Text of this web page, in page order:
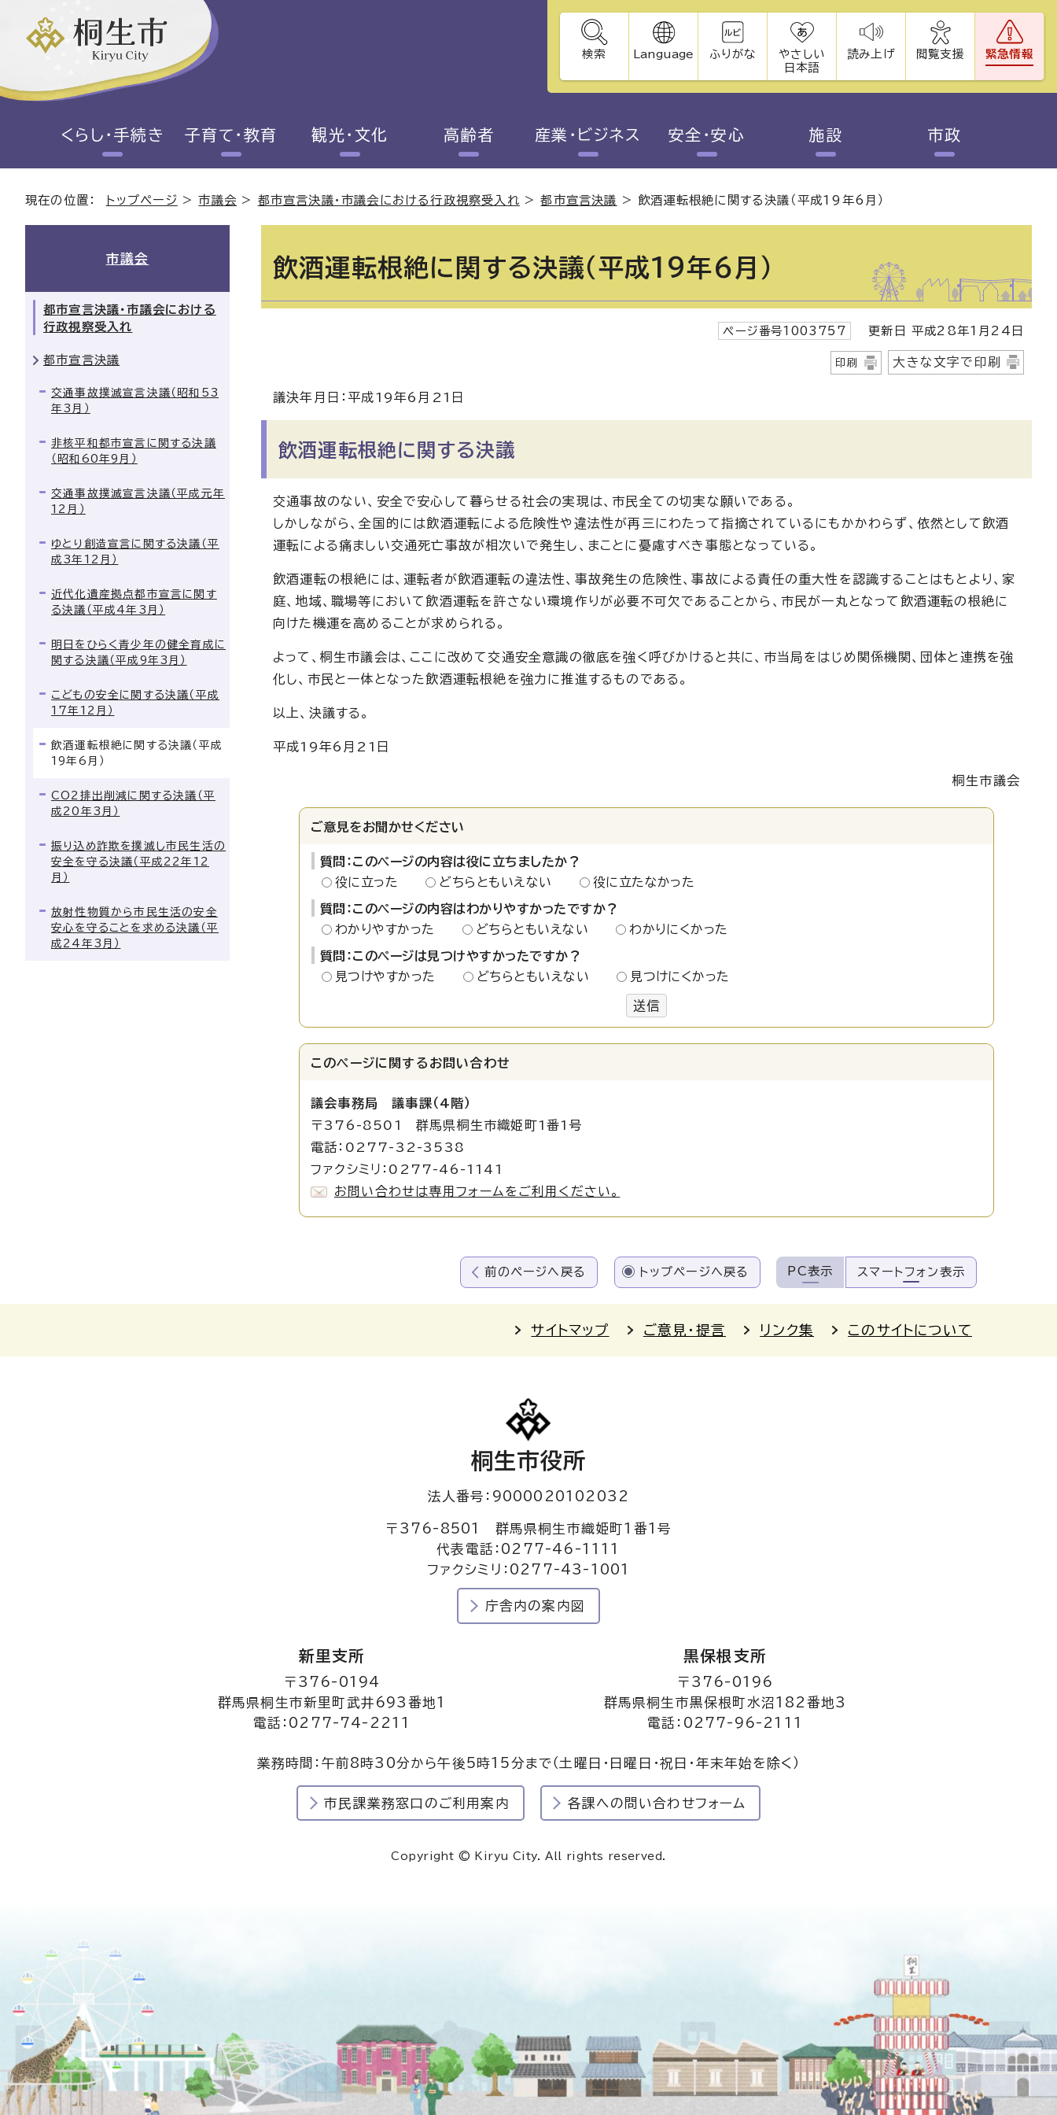
検索 Language ふりがな
やさしい
日本語
読み上げ 閲覧支援 緊急情報
くらし・手続き 子育て・教育 観光・文化 高齢者 産業・ビジネス 安全・安心 施設 市政
現在の位置： トップページ >市議会 > 都市宣言決議・市議会における行政視察受入れ >都市宣言決議 > 飲酒運転根絶に関する決議（平成19年6月）
飲酒運転根絶に関する決議（平成19年6月）
ページ番号1003757 更新日 平成28年1月24日
印刷 大きな文字で印刷
議決年月日：平成19年6月21日
飲酒運転根絶に関する決議
交通事故のない、安全で安心して暮らせる社会の実現は、市民全ての切実な願いである。
しかしながら、全国的には飲酒運転による危険性や違法性が再三にわたって指摘されているにもかかわらず、依然として飲酒
運転による痛ましい交通死亡事故が相次いで発生し、まことに憂慮すべき事態となっている。
飲酒運転の根絶には、運転者が飲酒運転の違法性、事故発生の危険性、事故による責任の重大性を認識することはもとより、家
庭、地域、職場等において飲酒運転を許さない環境作りが必要不可欠であることから、市民が一丸となって飲酒運転の根絶に
向けた機運を高めることが求められる。
よって、桐生市議会は、ここに改めて交通安全意識の徹底を強く呼びかけると共に、市当局をはじめ関係機関、団体と連携を強
化し、市民と一体となった飲酒運転根絶を強力に推進するものである。
以上、決議する。
平成19年6月21日
桐生市議会
ご意見をお聞かせください
質問：このページの内容は役に立ちましたか？
役に立った
どちらともいえない 役に立たなかった
質問：このページの内容はわかりやすかったですか？
わかりやすかった
どちらともいえない わかりにくかった
質問：このページは見つけやすかったですか？
見つけやすかった
どちらともいえない 見つけにくかった
送信
このページに関する お問い合わせ
議会事務局 議事課（4階）
〒376-8501 群馬県桐生市織姫町1番1号
電話：0277-32-3538
ファクシミリ：0277-46-1141
お問い合わせは専用フォームをご利用ください。
市議会
都市宣言決議・市議会における
行政視察受入れ
都市宣言決議
交通事故撲滅宣言決議（昭和53
年3月）
非核平和都市宣言に関する決議
（昭和60年9月）
交通事故撲滅宣言決議（平成元年
12月）
ゆとり創造宣言に関する決議（平
成3年12月）
近代化遺産拠点都市宣言に関す
る決議（平成4年3月）
明日をひらく青少年の健全育成に
関する決議（平成9年3月）
こどもの安全に関する決議（平成
17年12月）
飲酒運転根絶に関する決議（平成
19年6月）
CO2排出削減に関する決議（平
成20年3月）
振り込め詐欺を撲滅し市民生活の
安全を守る決議（平成22年12
月）
放射性物質から市民生活の安全
安心を守ることを求める決議（平
成24年3月）
前のページへ戻る トップページへ戻る PC表示 スマートフォン表示
サイトマップ ご意見・提言 リンク集 このサイトについて
桐生市役所
法人番号：9000020102032
〒376-8501 群馬県桐生市織姫町1番1号
代表電話：0277-46-1111
ファクシミリ：0277-43-1001
庁舎内の案内図
新里支所
〒376-0194
群馬県桐生市新里町武井693番地1
電話：0277-74-2211
黒保根支所
〒376-0196
群馬県桐生市黒保根町水沼182番地3
電話：0277-96-2111
業務時間：午前8時30分から午後5時15分まで（土曜日・日曜日・祝日・年末年始を除く）
市民課業務窓口のご利用案内 各課への問い合わせフォーム
Copyright © Kiryu City. All rights reserved.